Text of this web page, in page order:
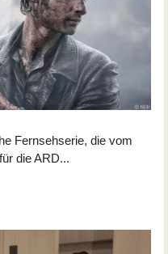
Fernsehserie, die vom
die ARD...